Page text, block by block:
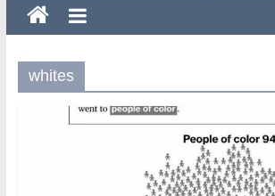
et
Analyses
whites